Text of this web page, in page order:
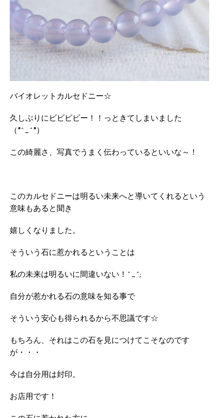
バイオレットカルセドニー☆
久しぶりにビビビビー！！っときてしまいました
（*^_^*）
この綺麗さ、写真でうまく伝わっているといいな～！
このカルセドニーは明るい未来へと導いてくれるという
意味もあると聞き
嬉しくなりました。
そういう石に惹かれるということは
私の未来は明るいに間違いない！^_^;
自分が惹かれる石の意味を知る事で
そういう安心も得られるから不思議です☆
もちろん、それはこの石を見につけてこそなのです
が・・・
今は自分用は封印。
お店用です！